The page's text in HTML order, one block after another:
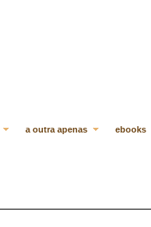
a outra apenas ebooks